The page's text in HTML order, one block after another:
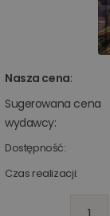
Nasza cena:
Sugerowana cena
wydawcy:
Dostępność:
Czas realizacji: